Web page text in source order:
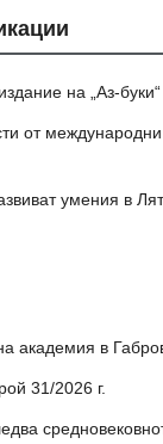
на „Аз-буки“
от
умения в
академия в
31/2026 г.